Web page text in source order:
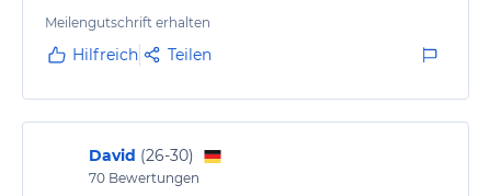
Meilengutschrift erhalten
Hilfreich Teilen
David (26-30)
70 Bewertungen